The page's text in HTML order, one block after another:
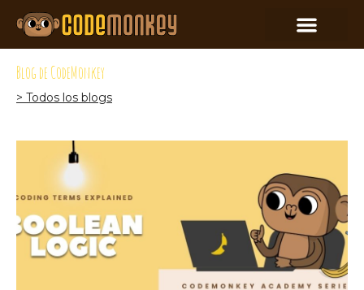
Blog de CodeMonkey
> Todos los blogs